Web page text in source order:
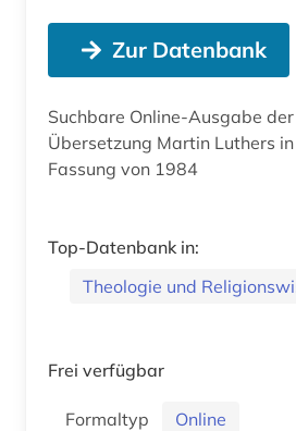
Zur Datenbank
Suchbare Online-Ausgabe
Übersetzung Martin Luthers
Fassung von 1984
Top-Datenbank in:
Theologie und
Frei verfügbar
Formaltyp
Online